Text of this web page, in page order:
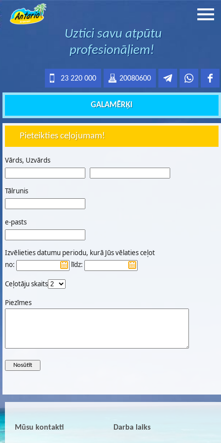
Uztici savu atpūtu
profesionāļiem!
20080600
23 220 000
GALAMĒRĶI
Pieteikties ceļojumam!
Vārds, Uzvārds
Tālrunis
e-pasts
Izvēlieties datumu periodu, kurā Jūs vēlaties ceļot
no:
līdz:
Ceļotāju skaits
Piezīmes
Mūsu kontakti Darba laiks